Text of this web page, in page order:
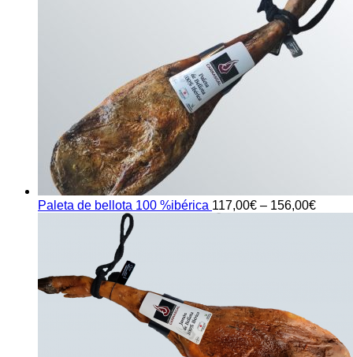
Paleta de bellota 100 %ibérica 117,00€ – 156,00€